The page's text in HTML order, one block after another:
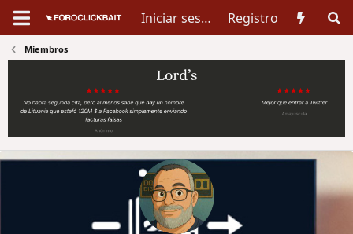
Iniciar sesión Registro
Miembros